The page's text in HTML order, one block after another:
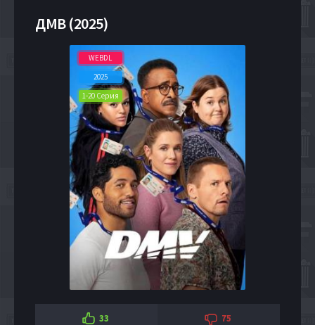
ДМВ (2025)
WEBDL
2025
1-20 Серия
33 75